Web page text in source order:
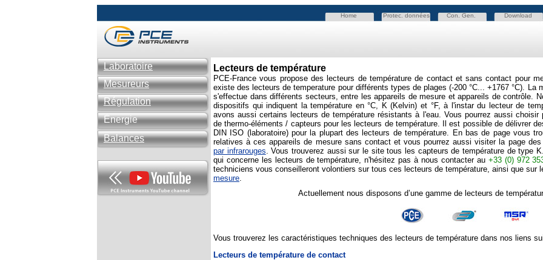
Home Protec. données Con. Gen. Download
Laboratoire
Mesureurs
Régulation
Énergie
Balances
Lecteurs de température
PCE-France vous propose des lecteurs de température de contact et sans contact pour
existe des lecteurs de temperature pour différents types de plages (-200°C... +1767 °C). La
s'effectue dans différents secteurs, entre les appareils de mesure et appareils de contrôle.
dispositifs qui indiquent la température en °C, K (Kelvin) et °F, à l'instar du lecteur de
avons aussi certains lecteurs de température résistants à l'eau. Vous pourrez aussi choisir
de thermo-éléments / capteurs pour les lecteurs de température. Il est possible de délivrer
DIN ISO (laboratoire) pour la plupart des lecteurs de température. En bas de page vous
relatives à ces appareils de mesure sans contact et vous pourrez aussi visiter la page
par infrarouges. Vous trouverez aussi sur le site tous les capteurs de température de type
qui concerne les lecteurs de température, n'hésitez pas à nous contacter au+33 (0) 972
techniciens vous conseilleront volontiers sur tous ces lecteurs de température, ainsi que sur
mesure.
Actuellement nous disposons d’une gamme de lecteurs de
Vous trouverez les caractéristiques techniques des lecteurs de température dans nos liens
Lecteurs de température de contact